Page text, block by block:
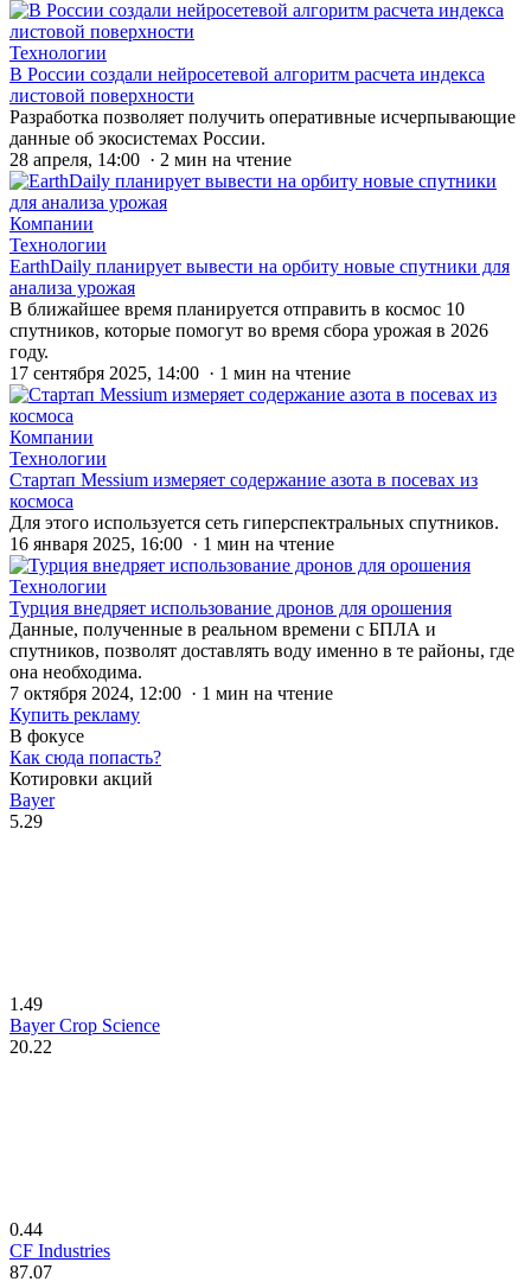
Технологии
В России создали нейросетевой алгоритм расчета индекса
листовой поверхности
Разработка позволяет получить оперативные исчерпывающие
данные об экосистемах России.
28 апреля, 14:00 · 2 мин на чтение
Компании
Технологии
EarthDaily планирует вывести на орбиту новые спутники для
анализа урожая
В ближайшее время планируется отправить в космос 10
спутников, которые помогут во время сбора урожая в 2026
году.
17 сентября 2025, 14:00 · 1 мин на чтение
Компании
Технологии
Стартап Messium измеряет содержание азота в посевах из
космоса
Для этого используется сеть гиперспектральных спутников.
16 января 2025, 16:00 · 1 мин на чтение
Технологии
Турция внедряет использование дронов для орошения
Данные, полученные в реальном времени с БПЛА и
спутников, позволят доставлять воду именно в те районы, где
она необходима.
7 октября 2024, 12:00 · 1 мин на чтение
Купить рекламу
В фокусе
Как сюда попасть?
Котировки акций
Bayer
5.29
1.49
Bayer Crop Science
20.22
0.44
CF Industries
87.07